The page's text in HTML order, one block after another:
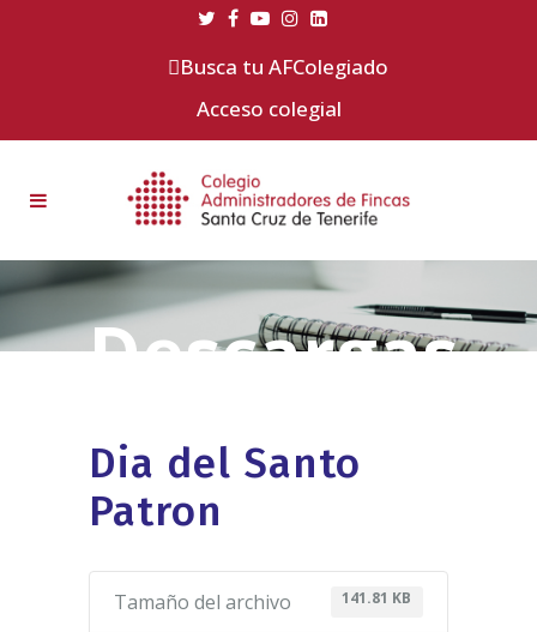
Busca tu AFColegiado
Acceso colegial
Dia del Santo
Patron
Tamaño del archivo 141.81 KB